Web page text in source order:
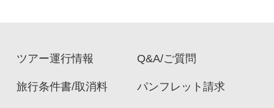
ツアー運行情報 Q&A/ご質問
旅行条件書/取消料 パンフレット請求